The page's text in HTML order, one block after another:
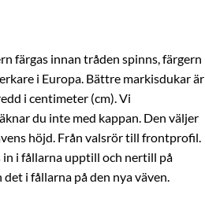
färgas innan tråden spinns, färgern
i Europa. Bättre markisdukar är
i centimeter (cm). Vi
du inte med kappan. Den väljer
höjd. Från valsrör till frontprofil.
in i fållarna upptill och nertill på
i fållarna på den nya väven.